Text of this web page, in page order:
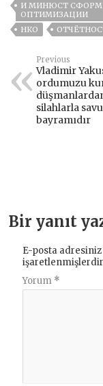
И МИНЮСТ
ОПТИМИЗАЦИИ
НКО
Previous
Vladimir
ordumuzu
silahlarla
bayramıdır
Bir yanıt
E-posta
işaretlenmişlerdir
Yorum *